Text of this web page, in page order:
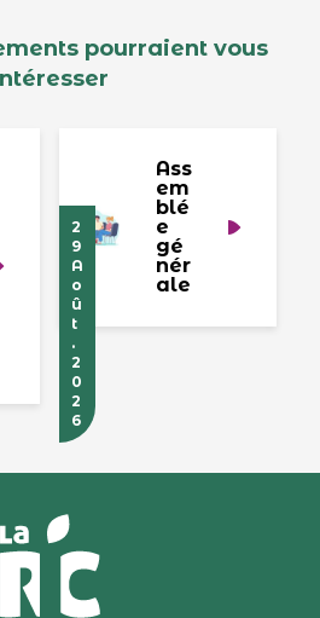
pourraient vous
2
9
A
o
û
t
.
2
0
2
6
Ass
em
blé
e
gé
nér
ale